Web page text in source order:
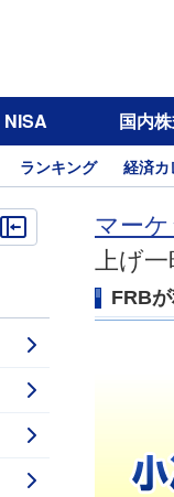
NISA 国内
ランキング 経済
マー
上げ
FRB